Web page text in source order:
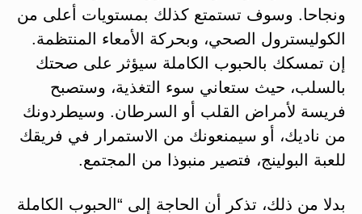
ونجاحا. وسوف تستمتع كذلك بمستويات أعلى من
الكوليسترول الصحي، وبحركة الأمعاء المنتظمة.
إن تمسكك بالحبوب الكاملة سيؤثر على صحتك
بالسلب، حيث ستعاني سوء التغذية، وستصبح
فريسة لأمراض القلب أو السرطان. وسيطردونك
من ناديك، أو سيمنعونك من الاستمرار في فريقك
للعبة البولينج، فتصير منبوذا من المجتمع.
بدلا من ذلك، تذكر أن الحاجة إلى “الحبوب الكاملة